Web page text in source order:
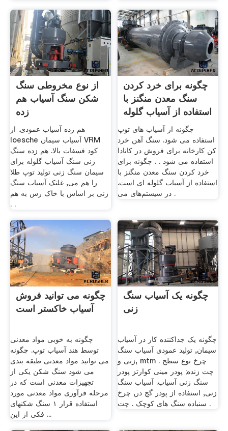
از نوع مخروطی سنگ
شکن سنگ آسیاب هم
زده
هم زده آسیاب عمودی. از
loesche آسیاب سیمان VRM
کود فسفات بالا. هم زده سنگ
زنی سنگ آسیاب گلوله برای
سیمان سنگ زنی تولید توپ طلا
را هم می, غلتک آسیاب سنگ
زنی بر اساس با خاک رس به هم
. .
چگونه برای خرد کردن
سنگ معدن منگنز با
استفاده از آسیاب گلوله
چگونه از آسیاب های توپ
استفاده می شود. سنگ آهن خرد
کن کارخانه برای فروش در کانادا
استفاده می شود . . چگونه برای
خرد کردن سنگ معدن منگنز با
استفاده از آسیاب گلوله ای است.
در سیستم‌های می .
چگونه می توانید فروش
آسیاب خاکستر است
چگونه به خوبی مواد معدنی
توسط هند آسیاب توپ. چگونه
می توانید مواد معدنی طبقه بندی
می شود سنگ شکن یکی از
تجهیزات معدنی است که در
مرحله فرآوری مواد معدنی مورد
استفاده قرار ۱ سنگ شکنهای
فکی از این ...
چگونه یک آسیاب سنگ
زنی
چگونه یک جداکننده کار در آسیاب
سیمان, تولید عمودی آسیاب سنگ
زنی و, mtm چرخ نوع سطح .
چت زنده; پودر مینی کوارتز پودر
سنگ زنی آسیاب. آسیاب سنگ
زنی, استفاده از پودر گچ در, چرخ
سنباده سنگ های کوچک . چت .